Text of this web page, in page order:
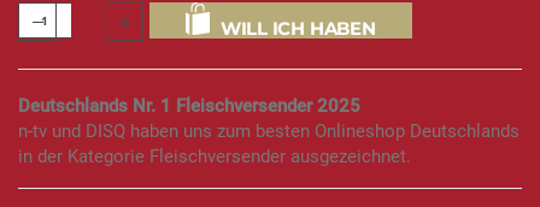
WILL ICH HABEN
Deutschlands Nr. 1 Fleischversender 2025
n-tv und DISQ haben uns zum besten Onlineshop Deutschlands
in der Kategorie Fleischversender ausgezeichnet.